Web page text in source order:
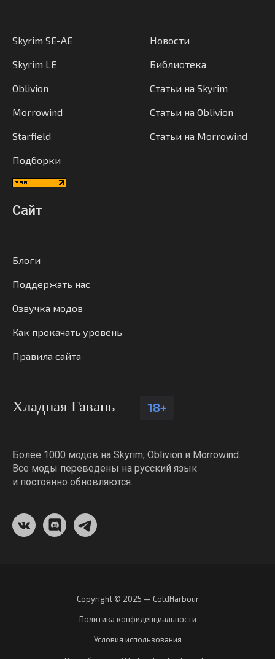
Skyrim SE-AE
Skyrim LE
Oblivion
Morrowind
Starfield
Подборки
Новости
Библиотека
Статьи на Skyrim
Статьи на Oblivion
Статьи на Morrowind
Сайт
Блоги
Поддержать нас
Озвучка модов
Как прокачать уровень
Правила сайта
Хладная Гавань 18+
Более 1000 модов на Skyrim, Oblivion и Morrowind.
Все моды переведены на русский язык
и постоянно обновляются.
Copyright © 2025 — ColdHarbour
Политика конфиденциальности
Условия использования